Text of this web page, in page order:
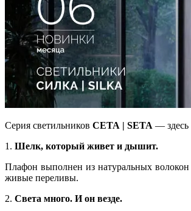
Серия светильников СЕТА | SETA — здесь
1. Шелк, который живет и дышит.
Плафон выполнен из натуральных волокон
живые переливы.
2. Света много. И он везде.